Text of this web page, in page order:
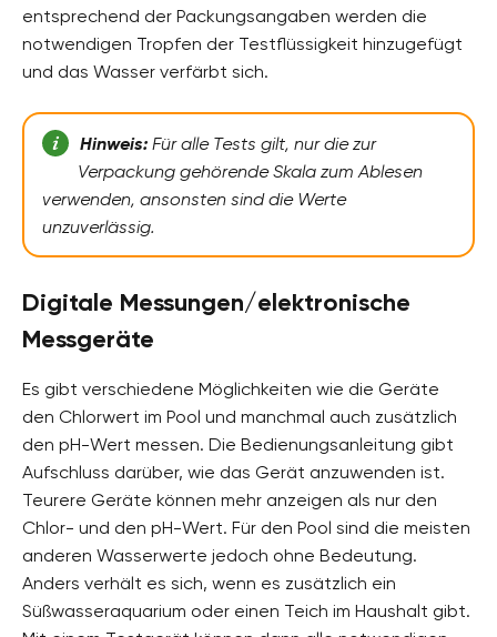
entsprechend der Packungsangaben werden die
notwendigen Tropfen der Testflüssigkeit hinzugefügt
und das Wasser verfärbt sich.
Hinweis: Für alle Tests gilt, nur die zur
Verpackung gehörende Skala zum Ablesen
verwenden, ansonsten sind die Werte
unzuverlässig.
Digitale Messungen/elektronische
Messgeräte
Es gibt verschiedene Möglichkeiten wie die Geräte
den Chlorwert im Pool und manchmal auch zusätzlich
den pH-Wert messen. Die Bedienungsanleitung gibt
Aufschluss darüber, wie das Gerät anzuwenden ist.
Teurere Geräte können mehr anzeigen als nur den
Chlor- und den pH-Wert. Für den Pool sind die meisten
anderen Wasserwerte jedoch ohne Bedeutung.
Anders verhält es sich, wenn es zusätzlich ein
Süßwasseraquarium oder einen Teich im Haushalt gibt.